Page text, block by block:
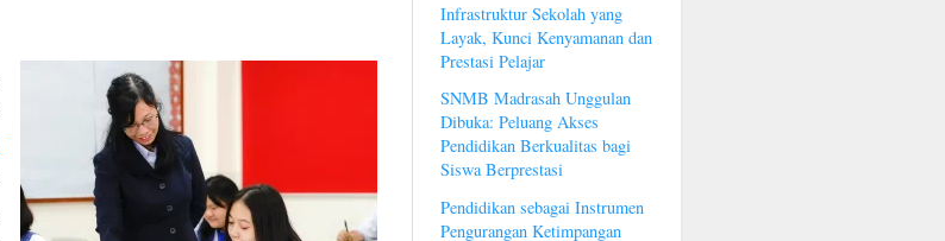
Infrastruktur Sekolah yang
Layak, Kunci Kenyamanan dan
Prestasi Pelajar
SNMB Madrasah Unggulan
Dibuka: Peluang Akses
Pendidikan Berkualitas bagi
Siswa Berprestasi
Pendidikan sebagai Instrumen
Pengurangan Ketimpangan